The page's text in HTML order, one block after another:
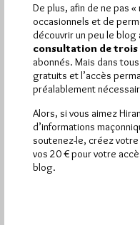
De plus, afin de ne pas
occasionnels et de
découvrir un peu le blog
consultation de
abonnés. Mais dans
gratuits et l’accès
préalablement
Alors, si vous aimez
d’informations
soutenez-le, créez
vos 20 € pour votre
blog.